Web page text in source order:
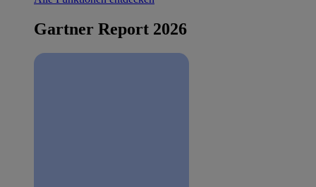
Gartner Report 2026